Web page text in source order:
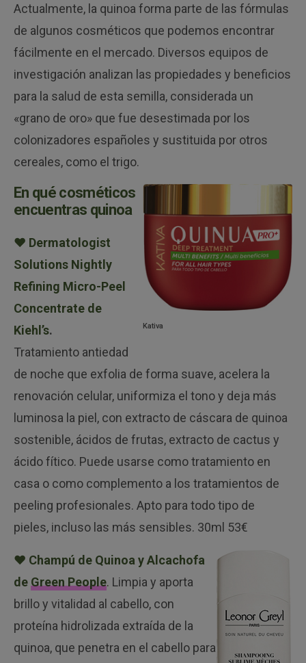
Actualmente, la quinoa forma parte de las fórmulas
de algunos cosméticos que podemos encontrar
fácilmente en el mercado. Diversos equipos de
investigación analizan las propiedades y beneficios
para la salud de esta semilla, considerada un
«grano de oro» que fue desestimada por los
colonizadores españoles y sustituida por otros
cereales, como el trigo.
Kativa
En qué cosméticos
encuentras quinoa
♥ Dermatologist
Solutions Nightly
Refining Micro-Peel
Concentrate de
Kiehl’s.
Tratamiento antiedad
de noche que exfolia de forma suave, acelera la
renovación celular, uniformiza el tono y deja más
luminosa la piel, con extracto de cáscara de quinoa
sostenible, ácidos de frutas, extracto de cactus y
ácido fítico. Puede usarse como tratamiento en
casa o como complemento a los tratamientos de
peeling profesionales. Apto para todo tipo de
pieles, incluso las más sensibles. 30ml 53€
♥ Champú de Quinoa y Alcachofa
de Green People. Limpia y aporta
brillo y vitalidad al cabello, con
proteína hidrolizada extraída de la
quinoa, que penetra en el cabello para